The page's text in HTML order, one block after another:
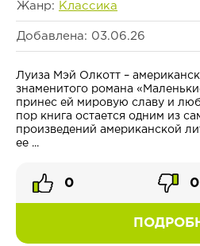
Жанр: Классика
Добавлена: 03.06.26
Луиза Мэй Олкотт –
знаменитого романа
принес ей мировую славу и
пор книга остается одним из
произведений американской
ее ...
0 0